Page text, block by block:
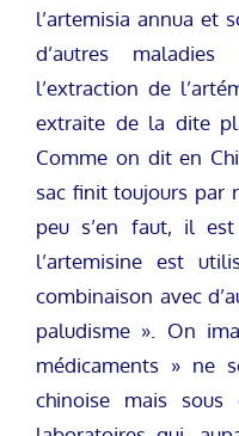
l’artemisia annua et
d’autres
l’extraction de
extraite de la dite
Comme on dit en
sac finit toujours par
peu s’en faut, il
l’artemisine est
combinaison avec
paludisme ». On
médicaments » ne
chinoise mais sous